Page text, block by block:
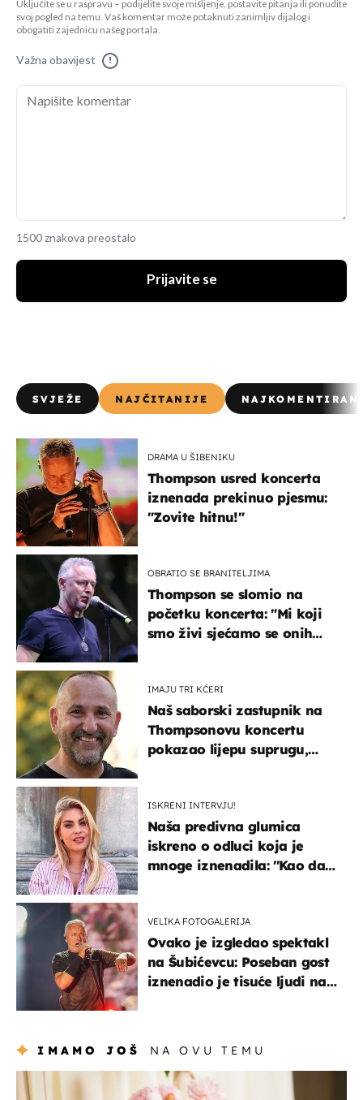
Uključite se u raspravu – podijelite svoje mišljenje, postavite pitanja ili ponudite
svoj pogled na temu. Vaš komentar može potaknuti zanimljiv dijalog i
obogatiti zajednicu našeg portala.
Važna obavijest !
1500 znakova preostalo
Prijavite se
SVJEŽE NAJČITANIJE
DRAMA U ŠIBENIKU
Thompson usred koncerta
iznenada prekinuo pjesmu:
"Zovite hitnu!"
OBRATIO SE BRANITELJIMA
Thompson se slomio na
početku koncerta: "Mi koji
smo živi sjećamo se onih
IMAJU TRI KĆERI
Naš saborski zastupnik na
Thompsonovu koncertu
pokazao lijepu suprugu,
ISKRENI INTERVJU!
Naša predivna glumica
iskreno o odluci koja je
mnoge iznenadila: ''Kao da
VELIKA FOTOGALERIJA
Ovako je izgledao spektakl
na Šubićevcu: Poseban gost
iznenadio je tisuće ljudi na
IMAMO JOŠ NA OVU TEMU
moda & ljepota